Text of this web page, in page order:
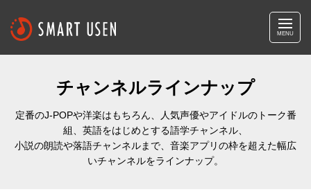
MENU
チャンネルラインナップ
定番のJ-POPや洋楽はもちろん、人気声優やアイドルのトーク番
組、英語をはじめとする語学チャンネル、
小説の朗読や落語チャンネルまで、音楽アプリの枠を超えた幅広
いチャンネルをラインナップ。